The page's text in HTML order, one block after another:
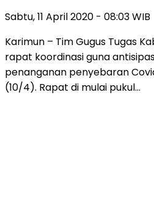
Sabtu, 11 April 2020 - 08:03 WIB
Karimun – Tim Gugus Tugas
rapat koordinasi guna
penanganan penyebaran
(10/4). Rapat di mulai pukul…